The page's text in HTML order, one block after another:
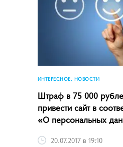
ИНТЕРЕСНОЕ, НОВОСТИ
Штраф в 75 000
привести сайт в
«О персональных
20.07.2017 в 19:10